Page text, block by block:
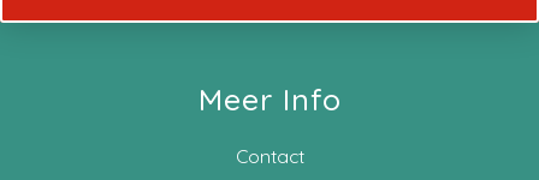
Meer Info
Contact